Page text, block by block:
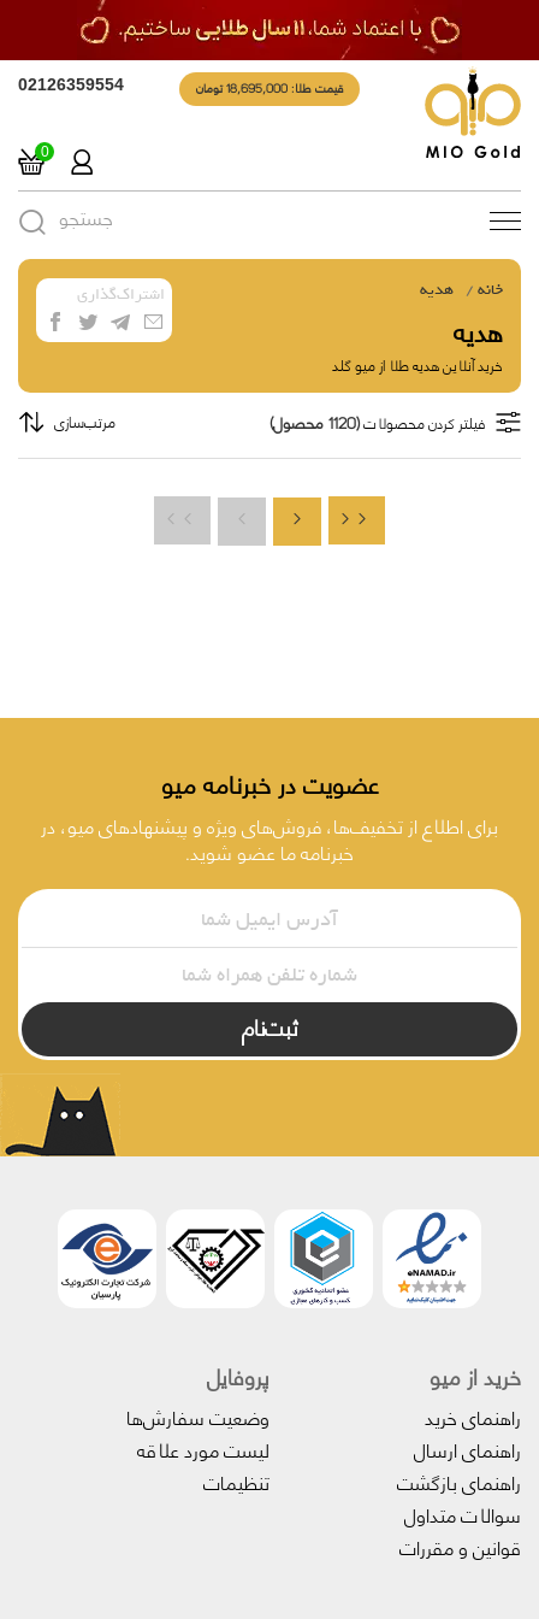
قیمت طلا: 18,695,000 تومان 02126359554
0
Toggle جستجو
خانه هدیه
هدیه
خرید آنلاین هدیه طلا از میو گلد
اشتراک‌گذاری
فیلتر کردن محصولات(1120 محصول) مرتب‌سازی
عضویت در خبرنامه میو
برای اطلاع از تخفیف‌ها، فروش‌های ویژه و پیشنهادهای میو، در
خبرنامه ما عضو شوید.
ثبت‌نام
خرید از میو
راهنمای خرید
راهنمای ارسال
راهنمای بازگشت
سوالات متداول
قوانین و مقررات
پروفایل‌
وضعیت سفارش‌ها
لیست مورد علاقه
تنظیمات